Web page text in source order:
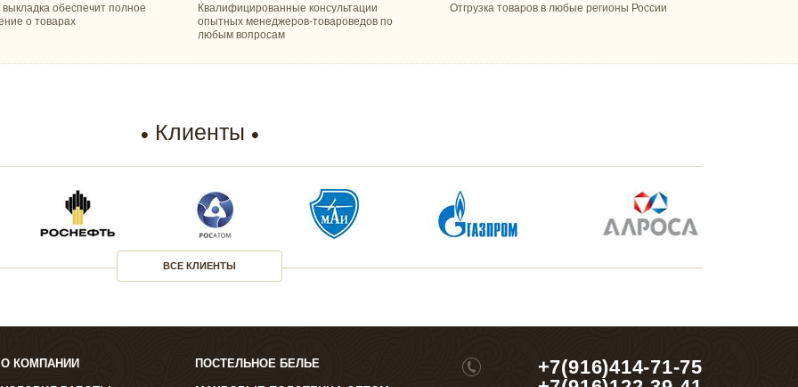
обеспечит полное
о товарах
Квалифицированные консультации
опытных менеджеров-товароведов по
любым вопросам
Отгрузка товаров в любые регионы России
Клиенты
ВСЕ КЛИЕНТЫ
О КОМПАНИИ ПОСТЕЛЬНОЕ БЕЛЬЕ
+7(916)414-71-75